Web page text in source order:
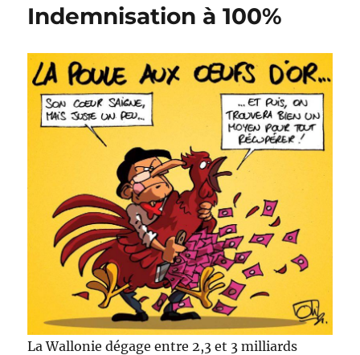
Indemnisation à 100%
La Wallonie dégage entre 2,3 et 3 milliards